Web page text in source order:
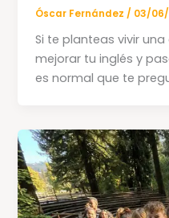
Óscar Fernández / 03/06/
Si te planteas vivir
mejorar tu inglés y
es normal que te